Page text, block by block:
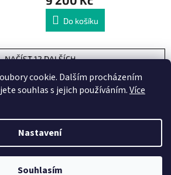
cookie. Dalším procházením
souhlas s jejich používáním.Více
Nastavení
Souhlasím
Do košíku
O
á
d
a
c
í
NAČÍST 12 DALŠÍCH
S
r
o
v
á
1 5
56položek celkem
Vytvořil Shoptet